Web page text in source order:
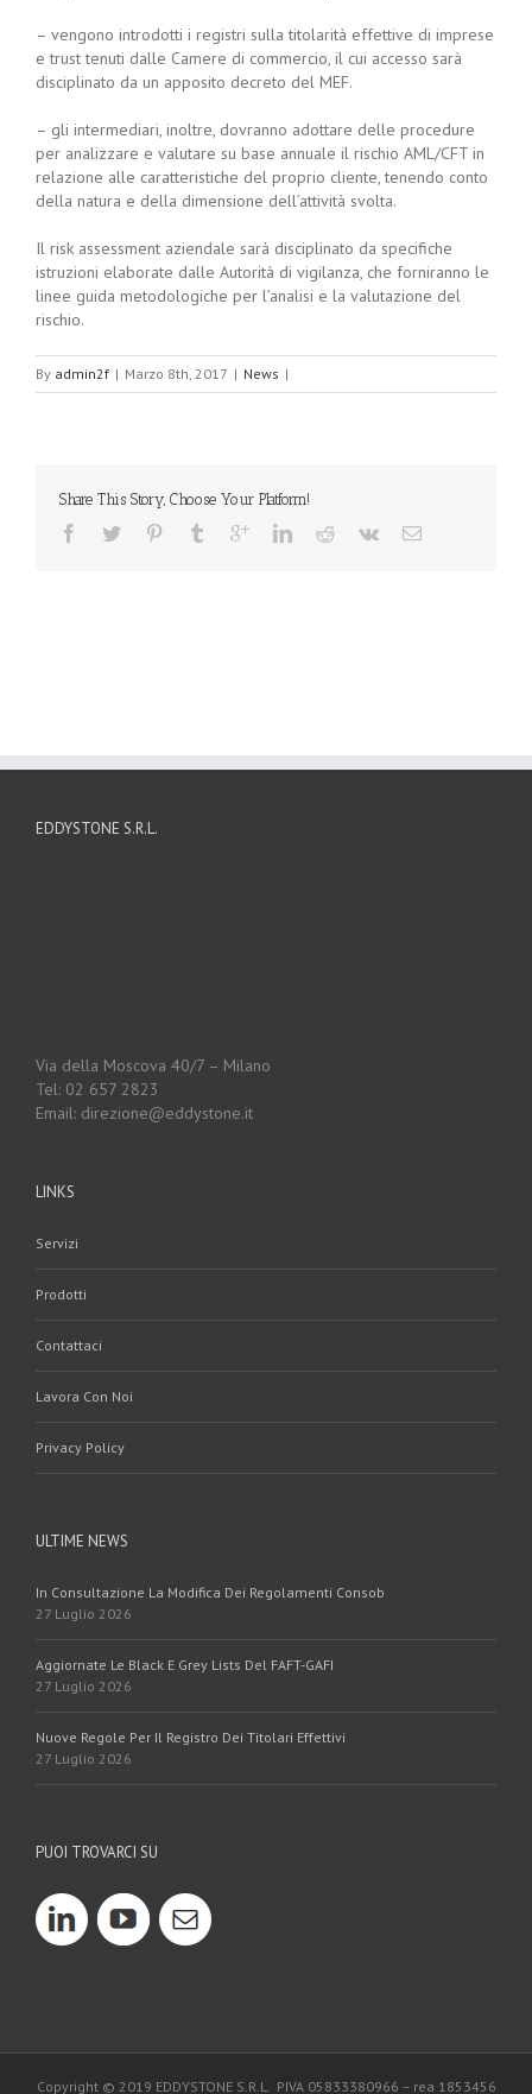
– vengono introdotti i registri sulla titolarità effettive di imprese
e trust tenuti dalle Camere di commercio, il cui accesso sarà
disciplinato da un apposito decreto del MEF.
– gli intermediari, inoltre, dovranno adottare delle procedure
per analizzare e valutare su base annuale il rischio AML/CFT in
relazione alle caratteristiche del proprio cliente, tenendo conto
della natura e della dimensione dell’attività svolta.
Il risk assessment aziendale sarà disciplinato da specifiche
istruzioni elaborate dalle Autorità di vigilanza, che forniranno le
linee guida metodologiche per l’analisi e la valutazione del
rischio.
By admin2f | Marzo 8th, 2017 | News |
Share This Story, Choose Your Platform!
EDDYSTONE S.R.L.
Via della Moscova 40/7 – Milano
Tel: 02 657 2823
Email: direzione@eddystone.it
LINKS
Servizi
Prodotti
Contattaci
Lavora Con Noi
Privacy Policy
ULTIME NEWS
In Consultazione La Modifica Dei Regolamenti Consob
27 Luglio 2026
Aggiornate Le Black E Grey Lists Del FAFT-GAFI
27 Luglio 2026
Nuove Regole Per Il Registro Dei Titolari Effettivi
27 Luglio 2026
PUOI TROVARCI SU
Copyright © 2019 EDDYSTONE S.R.L. PIVA 05833380966 – rea 1853456